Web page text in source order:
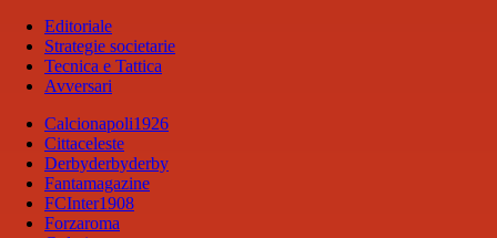
Editoriale
Strategie societarie
Tecnica e Tattica
Avversari
Calcionapoli1926
Cittaceleste
Derbyderbyderby
Fantamagazine
FCInter1908
Forzaroma